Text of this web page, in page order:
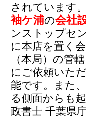
されています。
袖ケ浦の会社
ンストップセ
に本店を置く
（本局）の管
にご依頼いた
能です。また
る側面からも
政書士 千葉県